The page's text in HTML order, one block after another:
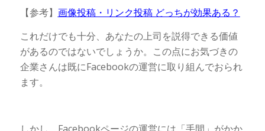
【参考】 画像投稿・リンク投稿 どっちが効果ある？
これだけでも十分、あなたの上司を説得できる価値
があるのではないでしょうか。この点にお気づきの
企業さんは既にFacebookの運営に取り組んでおられ
ます。